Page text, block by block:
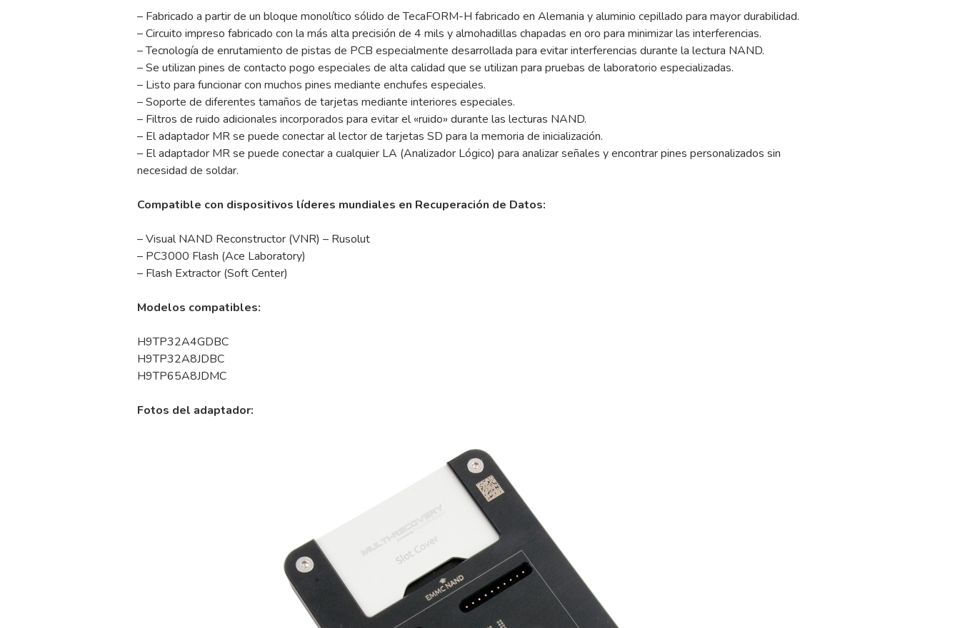
– Fabricado a partir de un bloque monolítico sólido de TecaFORM-H fabricado en Alemania y aluminio cepillado para mayor durabilidad.
– Circuito impreso fabricado con la más alta precisión de 4 mils y almohadillas chapadas en oro para minimizar las interferencias.
– Tecnología de enrutamiento de pistas de PCB especialmente desarrollada para evitar interferencias durante la lectura NAND.
– Se utilizan pines de contacto pogo especiales de alta calidad que se utilizan para pruebas de laboratorio especializadas.
– Listo para funcionar con muchos pines mediante enchufes especiales.
– Soporte de diferentes tamaños de tarjetas mediante interiores especiales.
– Filtros de ruido adicionales incorporados para evitar el «ruido» durante las lecturas NAND.
– El adaptador MR se puede conectar al lector de tarjetas SD para la memoria de inicialización.
– El adaptador MR se puede conectar a cualquier LA (Analizador Lógico) para analizar señales y encontrar pines personalizados sin
necesidad de soldar.
Compatible con dispositivos líderes mundiales en Recuperación de Datos:
– Visual NAND Reconstructor (VNR) – Rusolut
– PC3000 Flash (Ace Laboratory)
– Flash Extractor (Soft Center)
Modelos compatibles:
H9TP32A4GDBC
H9TP32A8JDBC
H9TP65A8JDMC
Fotos del adaptador: